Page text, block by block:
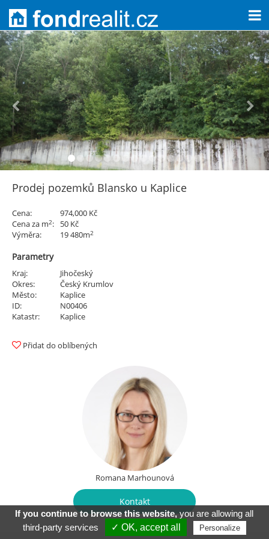
Prodej pozemků Blansko u Kaplice
Cena:
974,000 Kč
Cena za m2:
50 Kč
Výměra:
19 480m2
Parametry
Kraj:
Jihočeský
Okres:
Český Krumlov
Město:
Kaplice
ID:
N00406
Katastr:
Kaplice
Přidat do oblíbených
Romana Marhounová
Kontakt
If you continue to browse this website,you are allowing all
third-party services
✓ OK, accept all Personalize